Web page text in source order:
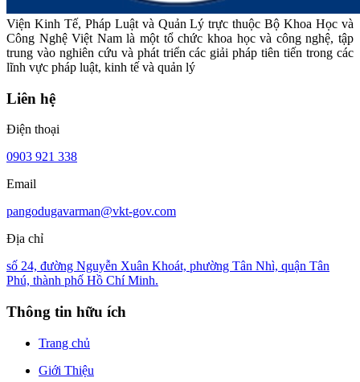
Viện Kinh Tế, Pháp Luật và Quản Lý trực thuộc Bộ Khoa Học và
Công Nghệ Việt Nam là một tổ chức khoa học và công nghệ, tập
trung vào nghiên cứu và phát triển các giải pháp tiên tiến trong các
lĩnh vực pháp luật, kinh tế và quản lý
Liên hệ
Điện thoại
0903 921 338
Email
pangodugavarman@vkt-gov.com
Địa chỉ
số 24, đường Nguyễn Xuân Khoát, phường Tân Nhì, quận Tân
Phú, thành phố Hồ Chí Minh.
Thông tin hữu ích
Trang chủ
Giới Thiệu